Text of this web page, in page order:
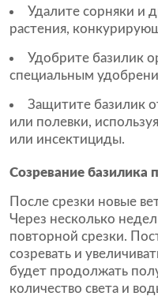
Удалите сорняки и
растения,
Удобрите базилик
специальным
Защитите базилик
или полевки,
или инсектициды.
Созревание базилика
После срезки новые
Через несколько
повторной срезки.
созревать и
будет продолжать
количество света и